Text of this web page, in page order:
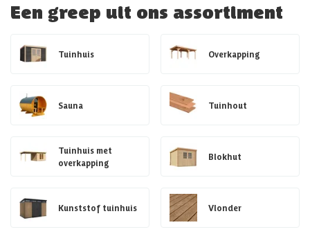
Een greep uit ons assortiment
Tuinhuis Overkapping
Sauna Tuinhout
Tuinhuis met
overkapping
Blokhut
Kunststof tuinhuis Vlonder